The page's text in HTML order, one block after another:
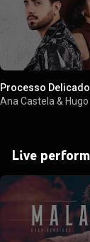
Processo Delicado
Ana Castela &
Live